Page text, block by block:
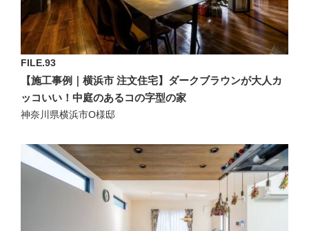
FILE.93
【施工事例｜横浜市 注文住宅】ダークブラウンが大人カ
ッコいい！中庭のあるコの字型の家
神奈川県横浜市O様邸